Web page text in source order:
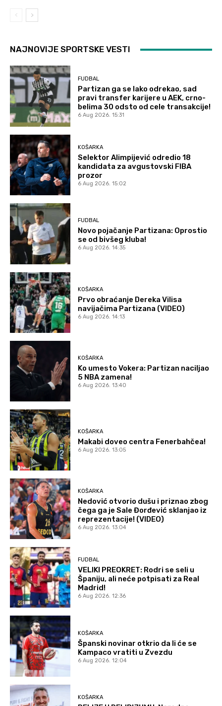
NAJNOVIJE SPORTSKE VESTI
FUDBAL
Partizan ga se lako odrekao, sad
pravi transfer karijere u AEK, crno-
belima 30 odsto od cele transakcije!
6 Aug 2026. 15:31
KOŠARKA
Selektor Alimpijević odredio 18
kandidata za avgustovski FIBA
prozor
6 Aug 2026. 15:02
FUDBAL
Novo pojačanje Partizana: Oprostio
se od bivšeg kluba!
6 Aug 2026. 14:35
KOŠARKA
Prvo obraćanje Dereka Vilisa
navijačima Partizana (VIDEO)
6 Aug 2026. 14:13
KOŠARKA
Ko umesto Vokera: Partizan naciljao
5 NBA zamena!
6 Aug 2026. 13:40
KOŠARKA
Makabi doveo centra Fenerbahčea!
6 Aug 2026. 13:05
KOŠARKA
Nedović otvorio dušu i priznao zbog
čega ga je Sale Đorđević sklanjao iz
reprezentacije! (VIDEO)
6 Aug 2026. 13:04
FUDBAL
VELIKI PREOKRET: Rodri se seli u
Španiju, ali neće potpisati za Real
Madrid!
6 Aug 2026. 12:36
KOŠARKA
Španski novinar otkrio da li će se
Kampaco vratiti u Zvezdu
6 Aug 2026. 12:04
KOŠARKA